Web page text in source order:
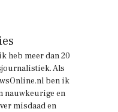
heb meer dan 20
Als
ben ik
nauwkeurige en
misdaad en